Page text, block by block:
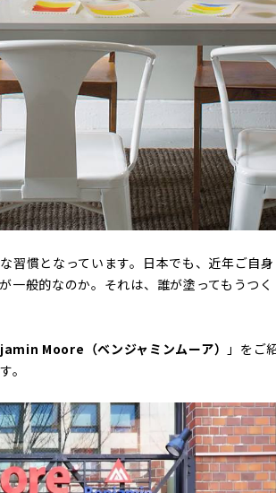
習慣となっています。日本でも、近年ご自身
一般的なのか。それは、誰が塗ってもうつく
Moore（ベンジャミンムーア）
」をご
。